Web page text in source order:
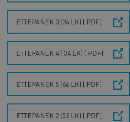
ETTEPANEK 3 (34 LK) (.PDF)
ETTEPANEK 4 ( 34 LK) (.PDF)
ETTEPANEK 5 (66 LK) (.PDF)
ETTEPANEK 2 (52 LK) (.PDF)